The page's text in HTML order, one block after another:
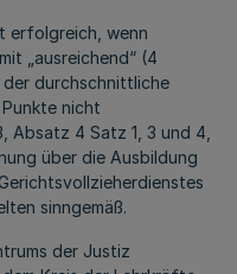
erfolgreich, wenn
„ausreichend“ (4
durchschnittliche
nicht
Absatz 4 Satz 1, 3 und 4,
über die Ausbildung
sinngemäß.
der Justiz